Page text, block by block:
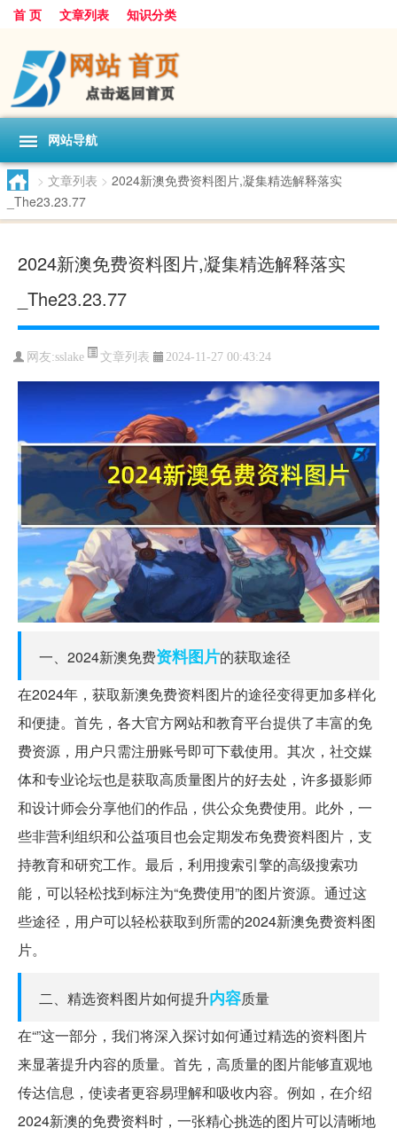
首 页 文章列表 知识分类
网站导航
> 文章列表 > 2024新澳免费资料图片,凝集精选解释落实
_The23.23.77
2024新澳免费资料图片,凝集精选解释落实
_The23.23.77
网友:sslake 文章列表 2024-11-27 00:43:24
一、2024新澳免费资料图片的获取途径
在2024年，获取新澳免费资料图片的途径变得更加多样化
和便捷。首先，各大官方网站和教育平台提供了丰富的免
费资源，用户只需注册账号即可下载使用。其次，社交媒
体和专业论坛也是获取高质量图片的好去处，许多摄影师
和设计师会分享他们的作品，供公众免费使用。此外，一
些非营利组织和公益项目也会定期发布免费资料图片，支
持教育和研究工作。最后，利用搜索引擎的高级搜索功
能，可以轻松找到标注为“免费使用”的图片资源。通过这
些途径，用户可以轻松获取到所需的2024新澳免费资料图
片。
二、精选资料图片如何提升内容质量
在“”这一部分，我们将深入探讨如何通过精选的资料图片
来显著提升内容的质量。首先，高质量的图片能够直观地
传达信息，使读者更容易理解和吸收内容。例如，在介绍
2024新澳的免费资料时，一张精心挑选的图片可以清晰地